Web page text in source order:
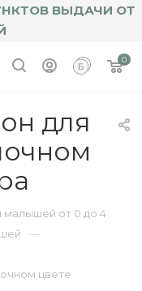
ВЫДАЧИ ОТ
0
для
малышей от 0 до 4
—
цвете